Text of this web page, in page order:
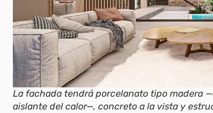
La fachada tendrá porcelanato tipo madera
aislante del calor—, concreto a la vista y